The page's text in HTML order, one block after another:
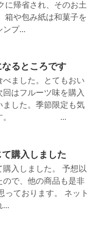
に帰省され、そのお土
箱や包み紙は和菓子を
ンプ...
るところです
ました。とてもおい
回はフルーツ味を購入
ました。季節限定も気
です。 ...
購入しました
入しました。 予想以
ので、他の商品も是非
っております。 ネット
...